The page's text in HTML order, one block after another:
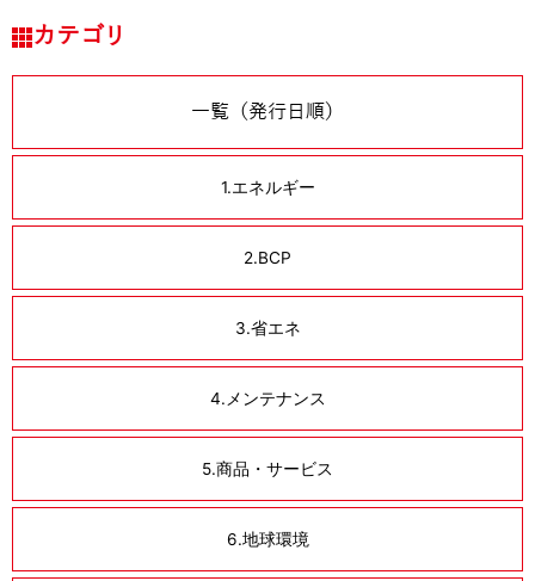
カテゴリ
一覧（発行日順）
1.エネルギー
2.BCP
3.省エネ
4.メンテナンス
5.商品・サービス
6.地球環境